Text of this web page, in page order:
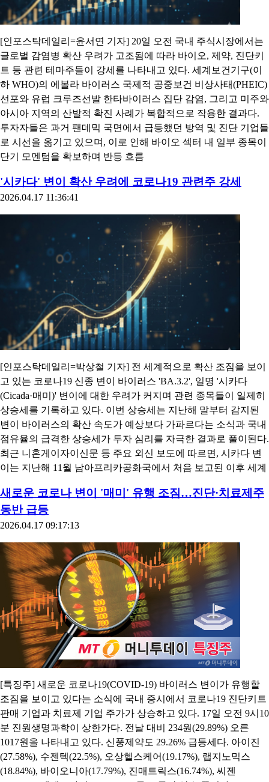
[인포스탁데일리=윤서연 기자] 20일 오전 국내 주식시장에서는
글로벌 감염병 확산 우려가 고조됨에 따라 바이오, 제약, 진단키
트 등 관련 테마주들이 강세를 나타내고 있다. 세계보건기구(이
하 WHO)의 에볼라 바이러스 국제적 공중보건 비상사태(PHEIC)
선포와 유럽 크루즈선발 한타바이러스 집단 감염, 그리고 미주와
아시아 지역의 산발적 확진 사례가 복합적으로 작용한 결과다.
투자자들은 과거 팬데믹 국면에서 급등했던 방역 및 진단 기업들
로 시선을 옮기고 있으며, 이로 인해 바이오 섹터 내 일부 종목이
단기 모멘텀을 확보하며 반등 흐름
'시카다' 변이 확산 우려에 코로나19 관련주 강세
2026.04.17 11:36:41
[인포스탁데일리=박상철 기자] 전 세계적으로 확산 조짐을 보이
고 있는 코로나19 신종 변이 바이러스 'BA.3.2', 일명 '시카다
(Cicada·매미)' 변이에 대한 우려가 커지며 관련 종목들이 일제히
상승세를 기록하고 있다. 이번 상승세는 지난해 말부터 감지된
변이 바이러스의 확산 속도가 예상보다 가파르다는 소식과 국내
점유율의 급격한 상승세가 투자 심리를 자극한 결과로 풀이된다.
최근 니혼게이자이신문 등 주요 외신 보도에 따르면, 시카다 변
이는 지난해 11월 남아프리카공화국에서 처음 보고된 이후 세계
새로운 코로나 변이 '매미' 유행 조짐…진단·치료제주
동반 급등
2026.04.17 09:17:13
[특징주] 새로운 코로나19(COVID-19) 바이러스 변이가 유행할
조짐을 보이고 있다는 소식에 국내 증시에서 코로나19 진단키트
판매 기업과 치료제 기업 주가가 상승하고 있다. 17일 오전 9시10
분 진원생명과학이 상한가다. 전날 대비 234원(29.89%) 오른
1017원을 나타내고 있다. 신풍제약도 29.26% 급등세다. 아이진
(27.58%), 수젠텍(22.5%), 오상헬스케어(19.17%), 랩지노믹스
(18.84%), 바이오니아(17.79%), 진매트릭스(16.74%), 씨젠